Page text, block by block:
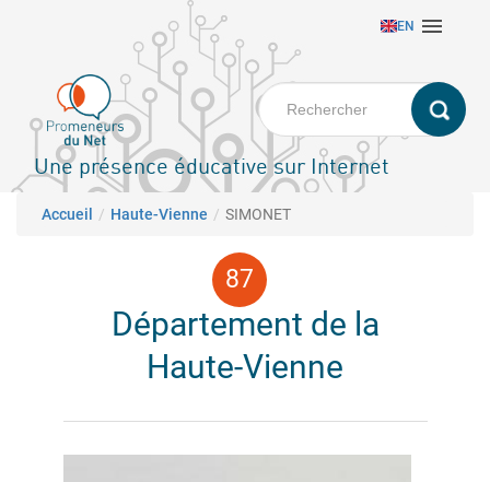
principal
EN 
Une présence éducative sur Internet
Fil d'Ariane
Accueil Haute-Vienne SIMONET
Département de la
Haute-Vienne